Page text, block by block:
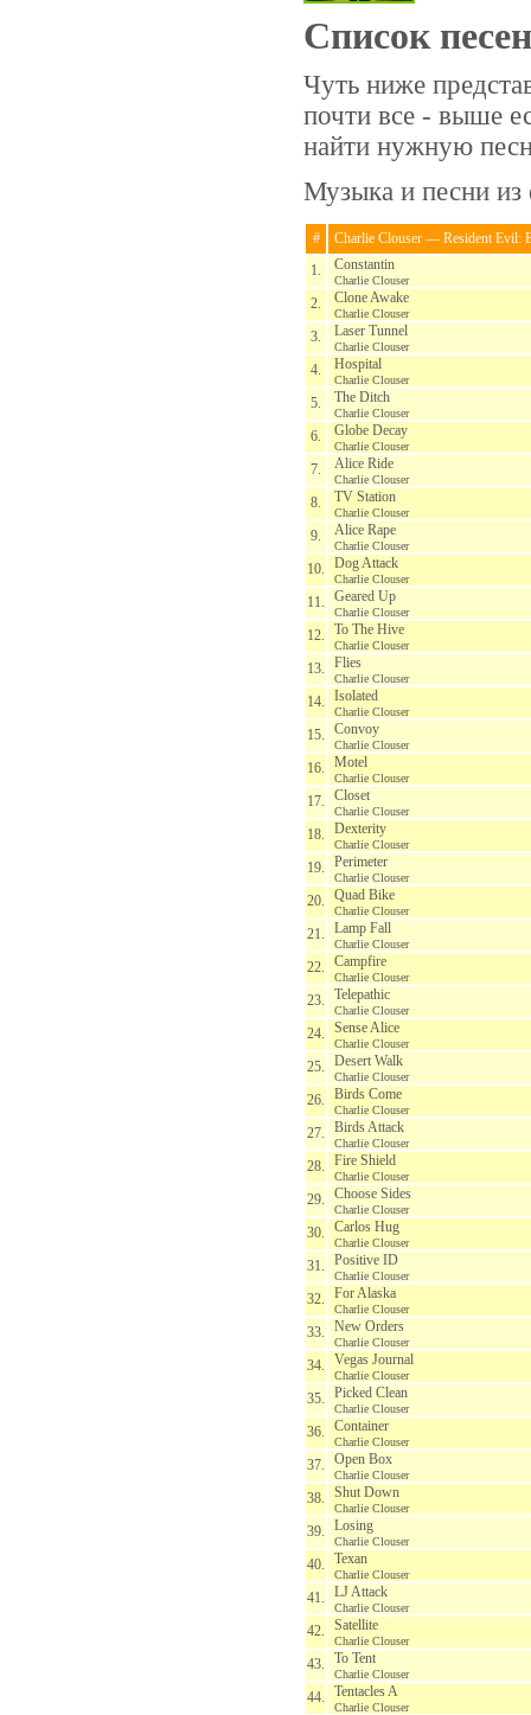
Список песен
Чуть ниже
почти все - выше
найти нужную
Музыка и песни из
#
Charlie Clouser — Resident Evil:
1.
Constantin
Charlie Clouser
2. Clone Awake
Charlie Clouser
3. Laser Tunnel
Charlie Clouser
4. Hospital
Charlie Clouser
5. The Ditch
Charlie Clouser
6. Globe Decay
Charlie Clouser
7. Alice Ride
Charlie Clouser
8. TV Station
Charlie Clouser
9. Alice Rape
Charlie Clouser
10. Dog Attack
Charlie Clouser
11. Geared Up
Charlie Clouser
12. To The Hive
Charlie Clouser
13. Flies
Charlie Clouser
14. Isolated
Charlie Clouser
15. Convoy
Charlie Clouser
16. Motel
Charlie Clouser
17. Closet
Charlie Clouser
18. Dexterity
Charlie Clouser
19. Perimeter
Charlie Clouser
20. Quad Bike
Charlie Clouser
21. Lamp Fall
Charlie Clouser
22. Campfire
Charlie Clouser
23. Telepathic
Charlie Clouser
24. Sense Alice
Charlie Clouser
25. Desert Walk
Charlie Clouser
26. Birds Come
Charlie Clouser
27. Birds Attack
Charlie Clouser
28. Fire Shield
Charlie Clouser
29. Choose Sides
Charlie Clouser
30. Carlos Hug
Charlie Clouser
31. Positive ID
Charlie Clouser
32. For Alaska
Charlie Clouser
33. New Orders
Charlie Clouser
34. Vegas Journal
Charlie Clouser
35. Picked Clean
Charlie Clouser
36. Container
Charlie Clouser
37. Open Box
Charlie Clouser
38. Shut Down
Charlie Clouser
39. Losing
Charlie Clouser
40. Texan
Charlie Clouser
41. LJ Attack
Charlie Clouser
42. Satellite
Charlie Clouser
43. To Tent
Charlie Clouser
44. Tentacles A
Charlie Clouser